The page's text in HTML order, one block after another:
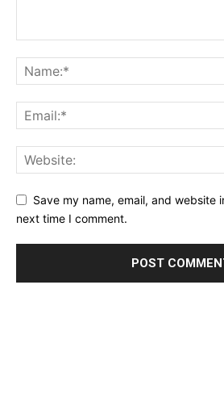
Save my name, email, and website
next time I comment.